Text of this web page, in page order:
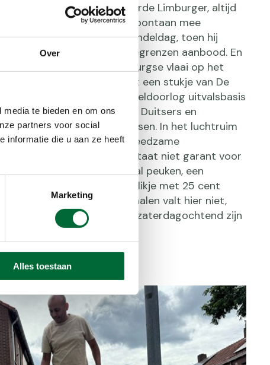
Over
te bieden en om ons
partners voor social
informatie die u aan ze heeft
Marketing
Alles toestaan
met Mo gaat, als rechtgeaarde Limburger, altijd
verse vlaai. Daar kwam hij spontaan mee
De tweede Renkumse Plandeldag, toen hij
buiten zijn eigen provinciegrenzen aanbood. En
‘zijn’ terrein zijn staat Limburgse vlaai op het
voor terrein: we hebben net een stukje van De
In de Tweede Wereldoorlog uitvalsbasis
nu natuurgebied waar Duitsers en
in alle rust wandelen en fietsen. In het luchtruim
bommenwerpers, maar vreedzame
‘De achtertuin van Venlo’ staat niet garant voor
plandelbuit: een zestigtal peuken, een
snoepverpakking een bierblikje met 25 cent
Duits blikje dus. Veel te halen valt hier niet,
Mo al – hij maakt hier elke zaterdagochtend zijn
met de wethouder.